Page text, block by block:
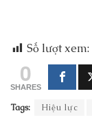
Số lượt xem:
0
SHARES
Tags: Hiệu lực